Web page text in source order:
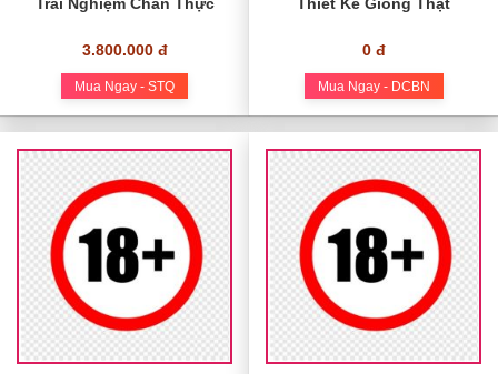
3.800.000 đ
Mua Ngay - STQ
0 đ
Mua Ngay - DCBN